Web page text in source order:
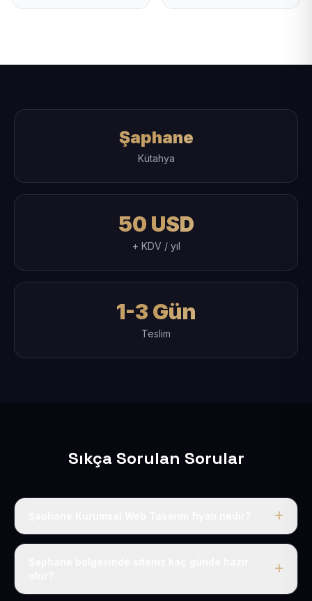
Şaphane
Kütahya
50 USD
+ KDV / yıl
1-3 Gün
Teslim
Sıkça Sorulan Sorular
Tek fiyat uygulanır: yıllık 50 USD + KDV. Bu bedele alan